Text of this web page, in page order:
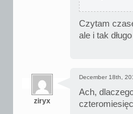
Czytam
ale i tak
ziryx
December 18th,
Ach,